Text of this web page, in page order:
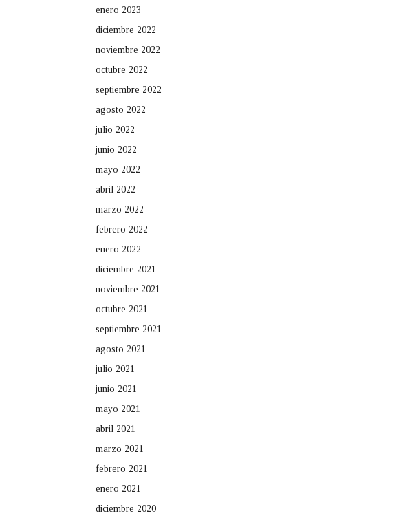
enero 2023
diciembre 2022
noviembre 2022
octubre 2022
septiembre 2022
agosto 2022
julio 2022
junio 2022
mayo 2022
abril 2022
marzo 2022
febrero 2022
enero 2022
diciembre 2021
noviembre 2021
octubre 2021
septiembre 2021
agosto 2021
julio 2021
junio 2021
mayo 2021
abril 2021
marzo 2021
febrero 2021
enero 2021
diciembre 2020